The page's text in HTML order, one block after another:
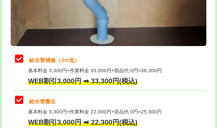
排水管工事（排水管工事/3ｍまで） 55,000円
排水管工事（追加 排水管工事/3ｍ超
マス交換（土の掘削・埋め戻し作業）
マス交換（深さ50㎝未満）
マス交換（深さ50㎝以上）
コンクリート斫り（厚さ10㎝まで）
止水・漏水調査・防水処理・清掃・修
理・調整・分解・加工など（軽作業）
11,000円
止水・漏水調査・防水処理・清掃・修
理・調整・分解・加工など（中作業）
止水・漏水調査・防水処理・清掃・修
理・調整・分解・加工など（重作業）
33,000円
その他部品の脱着
交換・取付（タンク）
給水管補修（3ｍ迄）
基本料金 3,300円+作業料金 33,000円+部品代 0円=36,300円
WEB割引3,000円 ➡ 33,300円(税込)
給水管撤去
基本料金 3,300円+作業料金 22,000円+部品代 0円=25,300円
WEB割引3,000円 ➡ 22,300円(税込)